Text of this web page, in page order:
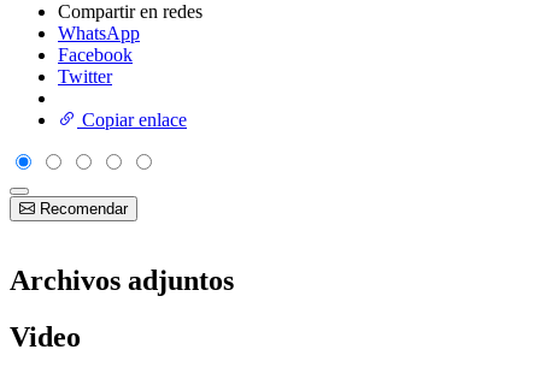
Compartir en redes
WhatsApp
Facebook
Twitter
Copiar enlace
Recomendar
Archivos adjuntos
Video